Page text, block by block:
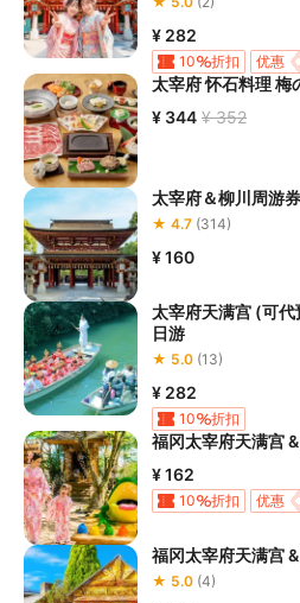
¥ 282
10 折扣 优惠
太宰府 怀石料理 梅
¥ 344 ¥ 352
太宰府＆柳川周游券
★ 4.7 (314)
¥ 160
太宰府天满宫 (可
日游
★ 5.0 (13)
¥ 282
10 折扣
福冈太宰府天满宫
¥ 162
10 折扣 优惠
福冈太宰府天满宫
★ 5.0 (4)